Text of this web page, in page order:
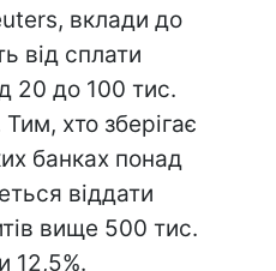
вклади до
від сплати
20 до 100 тис.
хто зберігає
банках понад
віддати
вище 500 тис.
12,5%.